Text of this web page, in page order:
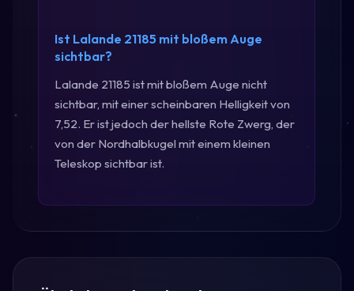
Ist Lalande 21185 mit bloßem Auge
sichtbar?
Lalande 21185 ist mit bloßem Auge nicht
sichtbar, mit einer scheinbaren Helligkeit von
7,52. Er ist jedoch der hellste Rote Zwerg, der
von der Nordhalbkugel mit einem kleinen
Teleskop sichtbar ist.